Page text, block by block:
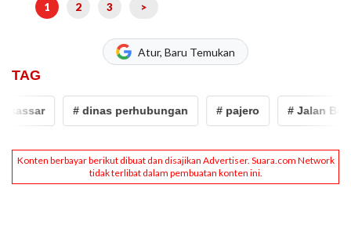
1 2 3 >
Atur, Baru Temukan
TAG
# dinas perhubungan # pajero # Jalan Beton